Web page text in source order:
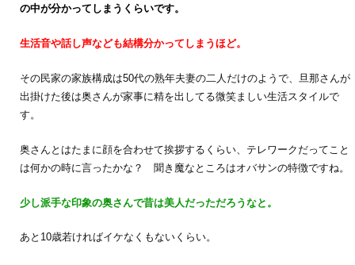
の中が分かってしまうくらいです。
生活音や話し声なども結構分かってしまうほど。
その民家の家族構成は50代の熟年夫妻の二人だけのようで、旦那さんが
出掛けた後は奥さんが家事に精を出してる微笑ましい生活スタイルで
す。
奥さんとはたまに顔を合わせて挨拶するくらい、テレワークだってこと
は何かの時に言ったかな？ 聞き魔なところはオバサンの特徴ですね。
少し派手な印象の奥さんで昔は美人だっただろうなと。
あと10歳若ければイケなくもないくらい。